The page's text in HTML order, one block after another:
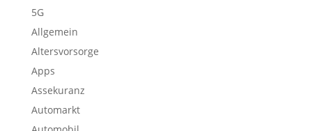
5G
Allgemein
Altersvorsorge
Apps
Assekuranz
Automarkt